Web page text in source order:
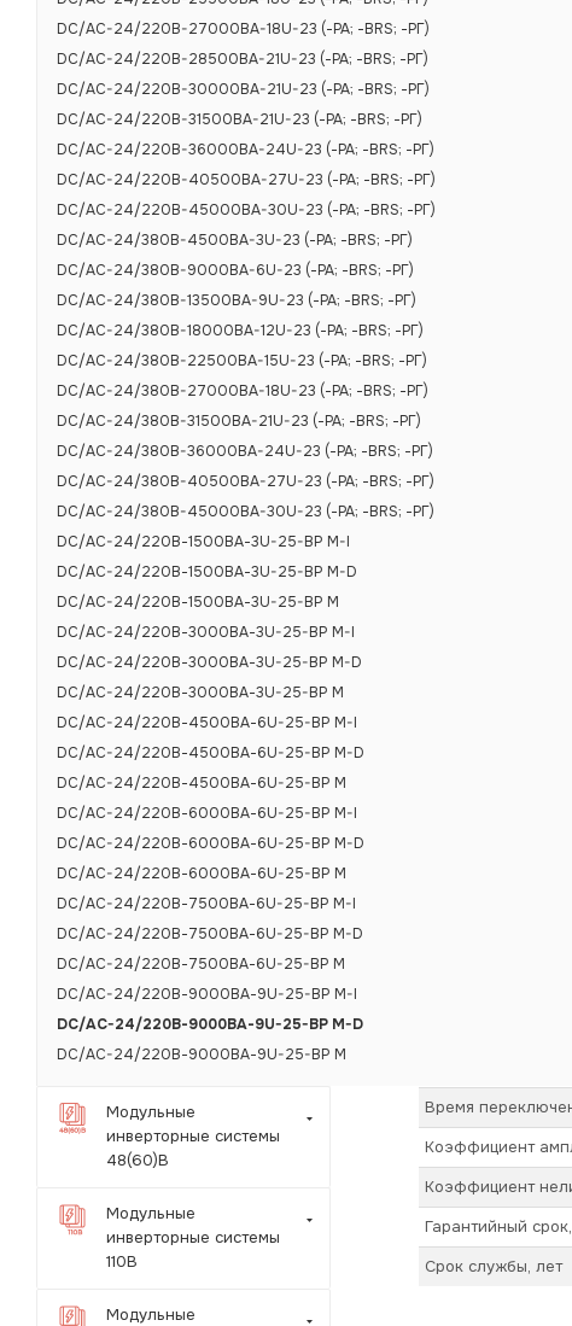
ХАРАКТЕРИСТИКИ
Основные тех.
Номинальное
Время
Коэффициент
Коэффициент
Гарантийный
Срок службы, лет
DC/AC-24/220B-27000BA-18U-23 (-РА; -BRS; -РГ)
DC/AC-24/220B-28500BA-21U-23 (-РА; -BRS; -РГ)
DC/AC-24/220B-30000BA-21U-23 (-РА; -BRS; -РГ)
DC/AC-24/220B-31500BA-21U-23 (-РА; -BRS; -РГ)
DC/AC-24/220B-36000BA-24U-23 (-РА; -BRS; -РГ)
DC/AC-24/220B-40500BA-27U-23 (-РА; -BRS; -РГ)
DC/AC-24/220B-45000BA-30U-23 (-РА; -BRS; -РГ)
DC/AC-24/380B-4500BA-3U-23 (-РА; -BRS; -РГ)
DC/AC-24/380B-9000BA-6U-23 (-РА; -BRS; -РГ)
DC/AC-24/380B-13500BA-9U-23 (-РА; -BRS; -РГ)
DC/AC-24/380B-18000BA-12U-23 (-РА; -BRS; -РГ)
DC/AC-24/380B-22500BA-15U-23 (-РА; -BRS; -РГ)
DC/AC-24/380B-27000BA-18U-23 (-РА; -BRS; -РГ)
DC/AC-24/380B-31500BA-21U-23 (-РА; -BRS; -РГ)
DC/AC-24/380B-36000BA-24U-23 (-РА; -BRS; -РГ)
DC/AC-24/380B-40500BA-27U-23 (-РА; -BRS; -РГ)
DC/AC-24/380B-45000BA-30U-23 (-РА; -BRS; -РГ)
DC/AC-24/220В-1500ВА-3U-25-BP M-I
DC/AC-24/220В-1500ВА-3U-25-BP M-D
DC/AC-24/220В-1500ВА-3U-25-BP M
DC/AC-24/220В-3000ВА-3U-25-BP M-I
DC/AC-24/220В-3000ВА-3U-25-BP M-D
DC/AC-24/220В-3000ВА-3U-25-BP M
DC/AC-24/220В-4500ВА-6U-25-BP M-I
DC/AC-24/220В-4500ВА-6U-25-BP M-D
DC/AC-24/220В-4500ВА-6U-25-BP M
DC/AC-24/220В-6000ВА-6U-25-BP M-I
DC/AC-24/220В-6000ВА-6U-25-BP M-D
DC/AC-24/220В-6000ВА-6U-25-BP M
DC/AC-24/220В-7500ВА-6U-25-BP M-I
DC/AC-24/220В-7500ВА-6U-25-BP M-D
DC/AC-24/220В-7500ВА-6U-25-BP M
DC/AC-24/220В-9000ВА-9U-25-BP M-I
DC/AC-24/220В-9000ВА-9U-25-BP M-D
DC/AC-24/220В-9000ВА-9U-25-BP M
Модульные
инверторные системы
48(60)В
Модульные
инверторные системы
110В
Модульные